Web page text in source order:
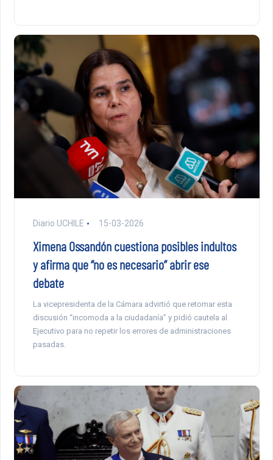
Diario UCHILE 15-03-2026
Ximena Ossandón cuestiona posibles indultos
y afirma que “no es necesario” abrir ese
debate
La vicepresidenta de la Cámara advirtió que retomar esta
discusión “incomoda a la ciudadanía” y pidió cautela al
Ejecutivo para no repetir los errores de administraciones
pasadas.